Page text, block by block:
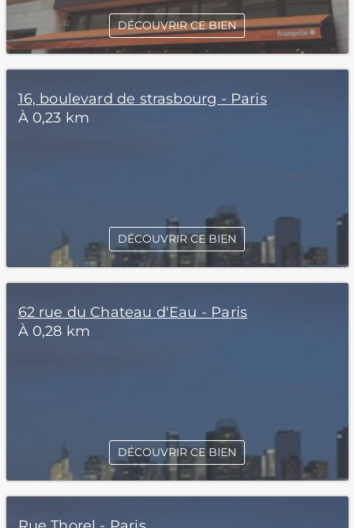
DÉCOUVRIR CE BIEN
16, boulevard de strasbourg - Paris
À 0,23 km
DÉCOUVRIR CE BIEN
62 rue du Chateau d'Eau - Paris
À 0,28 km
DÉCOUVRIR CE BIEN